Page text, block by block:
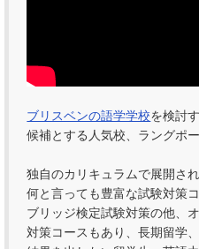
ブリスベンの語学学校を検討
候補とする人気校、ラングポー
独自のカリキュラムで展開さ
何と言っても豊富な試験対策
ブリッジ検定試験対策の他、
対策コースもあり、長期留学